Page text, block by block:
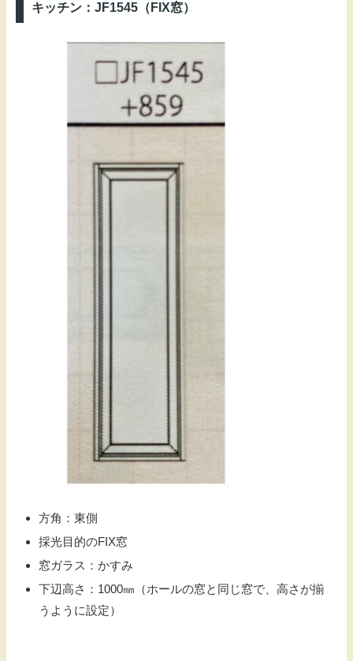
キッチン：JF1545（FIX窓）
方角：東側
採光目的のFIX窓
窓ガラス：かすみ
下辺高さ：1000㎜（ホールの窓と同じ窓で、高さが揃
うように設定）